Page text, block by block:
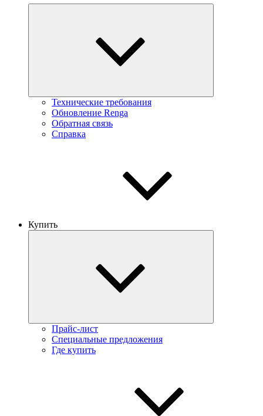
Технические требования
Обновление Renga
Обратная связь
Справка
Купить
Прайс-лист
Специальные предложения
Где купить